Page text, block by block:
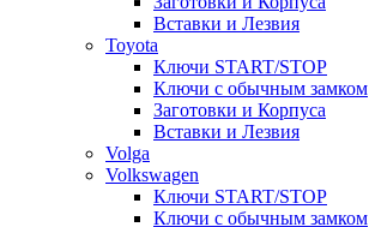
Вставки и Лезвия
Toyota
Ключи START/STOP
Ключи с обычным замком
Заготовки и Корпуса
Вставки и Лезвия
Volga
Volkswagen
Ключи START/STOP
Ключи с обычным замком